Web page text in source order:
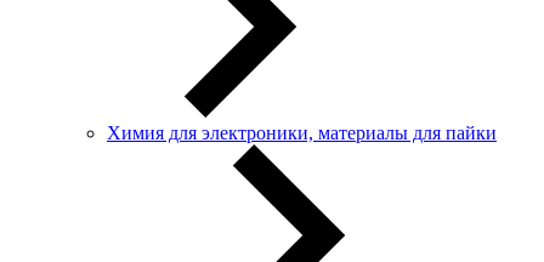
Химия для электроники, материалы для пайки